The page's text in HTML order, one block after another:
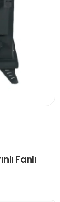
Fanlı